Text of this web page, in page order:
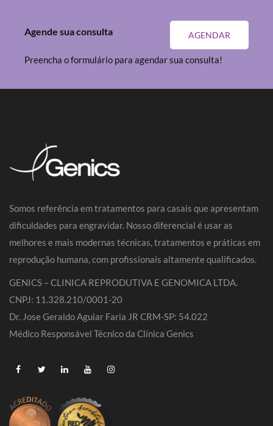
AGENDAR
Agende sua consulta
Preencha o formulário para agendar sua consulta!
Somos referência em tratamentos para casais que apresentam
dificuldades para engravidar. Nosso diferencial é usar as
melhores e mais modernas técnicas, tratamentos e práticas em
reprodução humana, com profissionais altamente qualificados.
GENICS – CLINICA REPRODUTIVA E GENOMICA LTDA.
CNPJ: 11.328.210/0001-20
Dr. Jose Geraldo Aguiar Faria JR CRM-SP: 54.022
Médico Responsável Técnico da Clínica Genics